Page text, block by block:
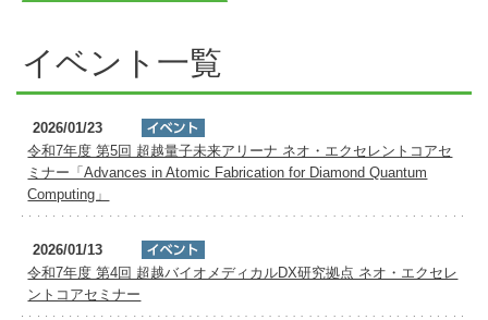
イベント一覧
2026/01/23
令和7年度 第5回 超越量子未来アリーナ ネオ・エクセレントコアセ
ミナー「Advances in Atomic Fabrication for Diamond Quantum
Computing」
2026/01/13
令和7年度 第4回 超越バイオメディカルDX研究拠点 ネオ・エクセレ
ントコアセミナー